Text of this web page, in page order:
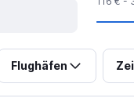
Flughäfen